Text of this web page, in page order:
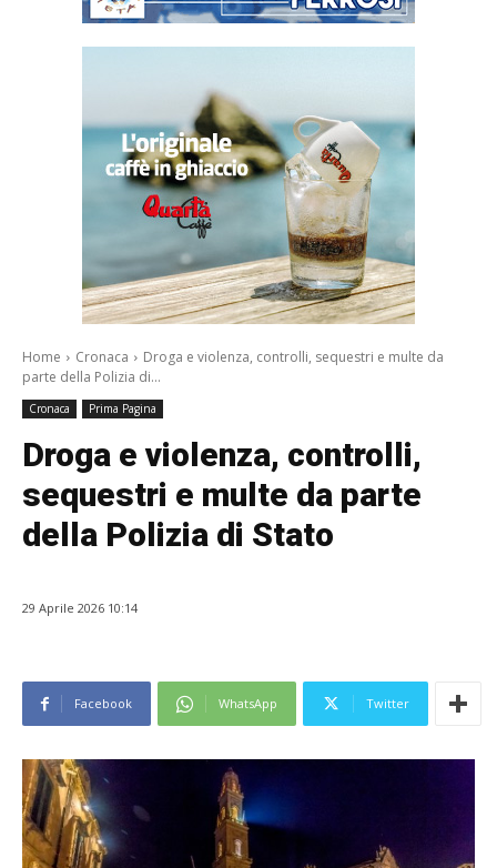
Home Cronaca
Droga e violenza, controlli, sequestri e multe da
parte della Polizia di...
Cronaca Prima Pagina
Droga e violenza, controlli,
sequestri e multe da parte
della Polizia di Stato
29 Aprile 2026 10:14
Facebook WhatsApp Twitter